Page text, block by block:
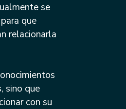
se
que
relacionarla
sino que
con su